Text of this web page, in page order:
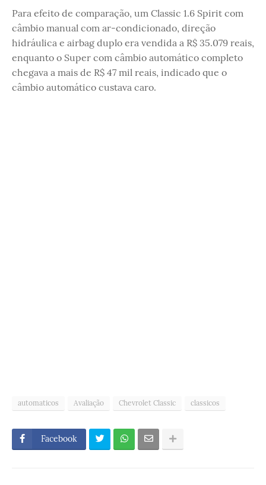
Para efeito de comparação, um Classic 1.6 Spirit com
câmbio manual com ar-condicionado, direção
hidráulica e airbag duplo era vendida a R$ 35.079 reais,
enquanto o Super com câmbio automático completo
chegava a mais de R$ 47 mil reais, indicado que o
câmbio automático custava caro.
automaticos Avaliação Chevrolet Classic classicos
Facebook